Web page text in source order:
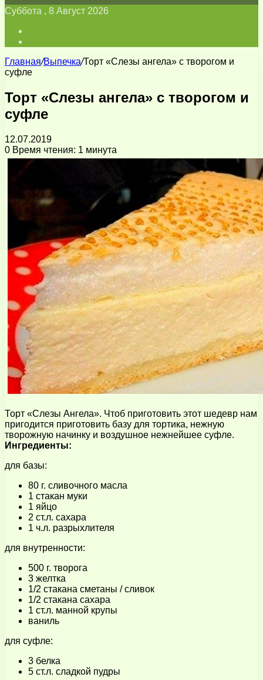
Суббота , 8 Август 2026
Главная/Выпечка/Торт «Слезы ангела» с творогом и
суфле
Торт «Слезы ангела» с творогом и
суфле
12.07.2019
0 Время чтения: 1 минута
Торт «Слезы Ангела». Чтоб приготовить этот шедевр нам
пригодится приготовить базу для тортика, нежную
творожную начинку и воздушное нежнейшее суфле.
Ингредиенты:
для базы:
80 г. сливочного масла
1 стакан муки
1 яйцо
2 ст.л. сахара
1 ч.л. разрыхлителя
для внутренности:
500 г. творога
3 желтка
1/2 стакана сметаны / сливок
1/2 стакана сахара
1 ст.л. манной крупы
ваниль
для суфле:
3 белка
5 ст.л. сладкой пудры